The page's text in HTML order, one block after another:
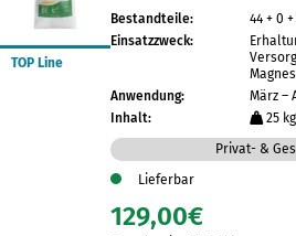
TOP Line
Bestandteile:
44 + 0 +
Einsatzzweck:
Anwendung:
März –
Inhalt:
25 kg
Privat- &
Lieferbar
129,00€